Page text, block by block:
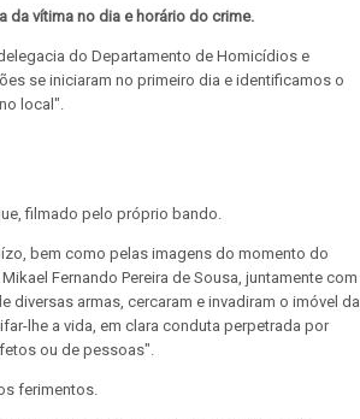
da vítima no dia e horário do crime.
do Departamento de Homicídios e
se iniciaram no primeiro dia e identificamos o
local".
filmado pelo próprio bando.
bem como pelas imagens do momento do
Fernando Pereira de Sousa, juntamente com
armas, cercaram e invadiram o imóvel da
lhe a vida, em clara conduta perpetrada por
ou de pessoas".
ferimentos.